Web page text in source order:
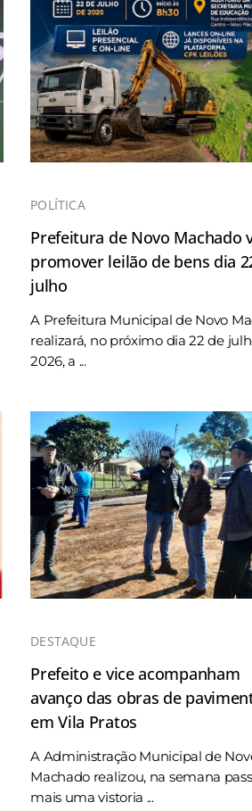
POLÍTICA
Prefeitura de Novo Machado
promover leilão de bens dia
julho
A Prefeitura Municipal de Novo
realizará, no próximo dia 22 de
2026, a ...
DESTAQUE
Prefeito e vice acompanham
avanço das obras de
em Vila Pratos
A Administração Municipal de
Machado realizou, na semana
mais uma vistoria ...